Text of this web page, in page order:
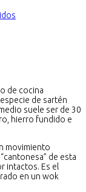
de cocina
de sartén
suele ser de 30
hierro fundido e
movimiento
de esta
intactos. Es el
en un wok